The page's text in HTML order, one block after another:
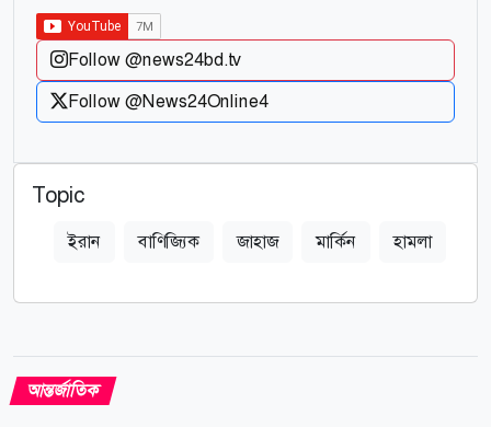
Follow @news24bd.tv
Follow @News24Online4
Topic
ইরান বাণিজ্যিক জাহাজ মার্কিন হামলা
আন্তর্জাতিক